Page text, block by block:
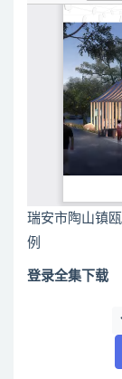
瑞安市陶山镇
例
登录全集下载